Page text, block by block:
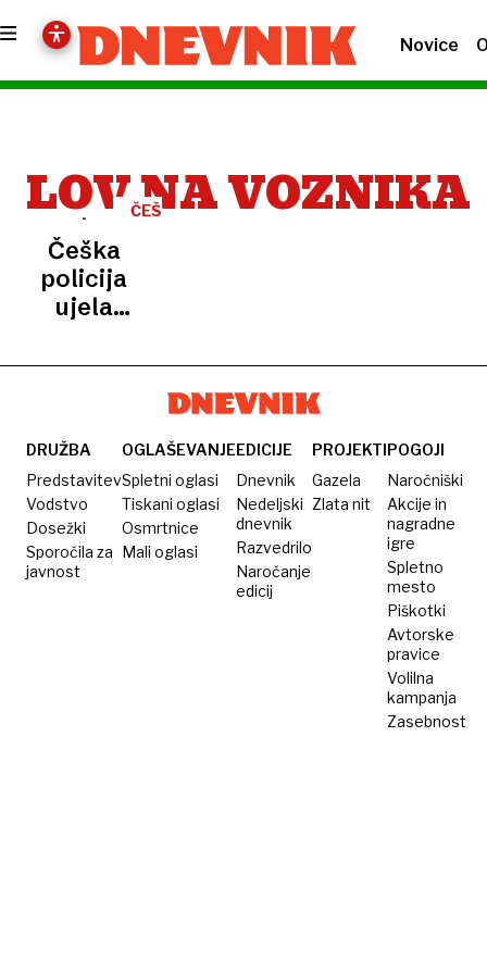
Novice
LOV NA VOZNIKA
ČEŠKA
Češka
policija
ujela
dirkača",
leta
2019
DRUŽBA
Predstavitev
Vodstvo
Dosežki
Sporočila za
javnost
OGLAŠEVANJE
Spletni oglasi
Tiskani oglasi
Osmrtnice
Mali oglasi
EDICIJE
Dnevnik
Nedeljski
dnevnik
Razvedrilo
Naročanje
edicij
PROJEKTI
Gazela
Zlata nit
POGOJI
Naročniški
Akcije in
nagradne
igre
Spletno
mesto
Piškotki
Avtorske
pravice
Volilna
kampanja
Zasebnost